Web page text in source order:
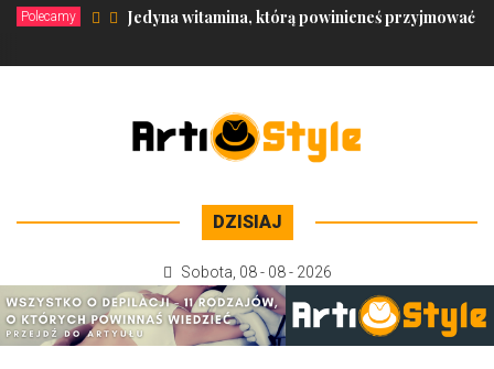
Polecamy Jedyna witamina, którą powinieneś przyjmować
DZISIAJ
Sobota 08 - 08 - 2026